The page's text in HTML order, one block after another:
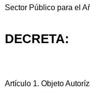
Sector Público para el
DECRETA:
Artículo 1. Objeto